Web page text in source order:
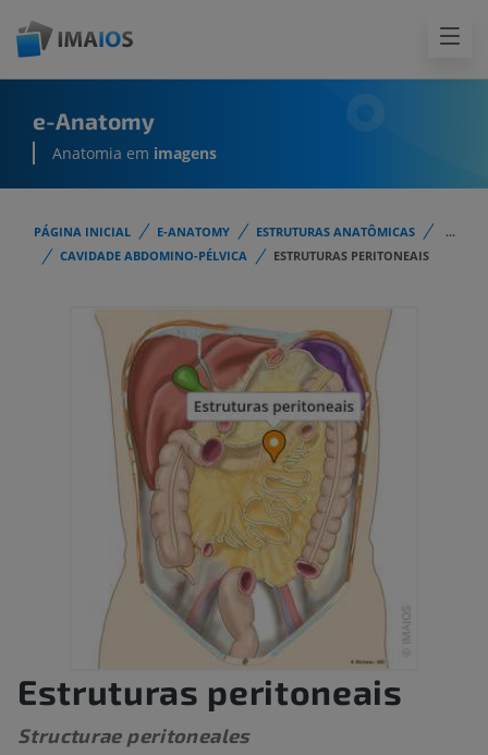
e-Anatomy
Anatomia em imagens
PÁGINA INICIAL E-ANATOMY ESTRUTURAS ANATÔMICAS
...
CAVIDADE ABDOMINO-PÉLVICA
ESTRUTURAS PERITONEAIS
Estruturas peritoneais
Structurae peritoneales